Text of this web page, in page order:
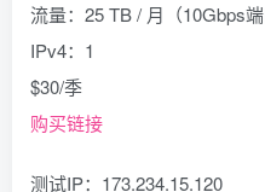
流量：25 TB / 月（10Gbps端
IPv4：1
$30/季
购买链接
测试IP：173.234.15.120